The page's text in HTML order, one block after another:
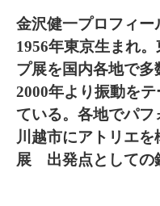
金沢健一プロフィー
1956年東京生まれ
プ展を国内各地で
2000年より振動を
ている。各地でパフ
川越市にアトリエ
展 出発点としての